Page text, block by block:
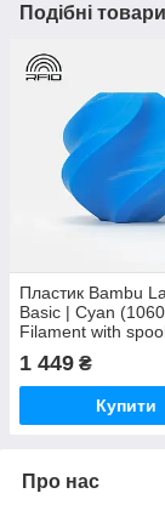
Подібні
Пластик Bambu
Basic | Cyan
Filament with
1 449 ₴
Купити
Про нас